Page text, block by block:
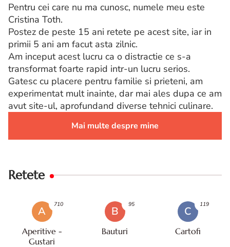
Pentru cei care nu ma cunosc, numele meu este
Cristina Toth.
Postez de peste 15 ani retete pe acest site, iar in
primii 5 ani am facut asta zilnic.
Am inceput acest lucru ca o distractie ce s-a
transformat foarte rapid intr-un lucru serios.
Gatesc cu placere pentru familie si prieteni, am
experimentat mult inainte, dar mai ales dupa ce am
avut site-ul, aprofundand diverse tehnici culinare.
Mai multe despre mine
Retete
A
Aperitive -
Gustari
710
B
Bauturi
95
C
Cartofi
119